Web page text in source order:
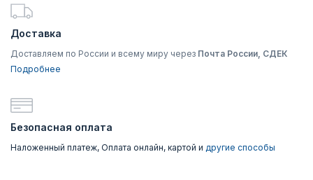
Доставка
Доставляем по России и всему миру через Почта России, СДЕК
Подробнее
Безопасная оплата
Наложенный платеж, Оплата онлайн, картой и другие способы